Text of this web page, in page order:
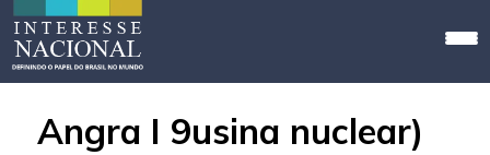
Angra I 9usina nuclear)